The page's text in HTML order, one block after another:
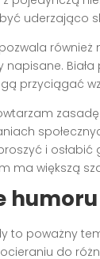
uderzająco
napisane.
przyciągać
i osłabić
ma większą
to poważny
do